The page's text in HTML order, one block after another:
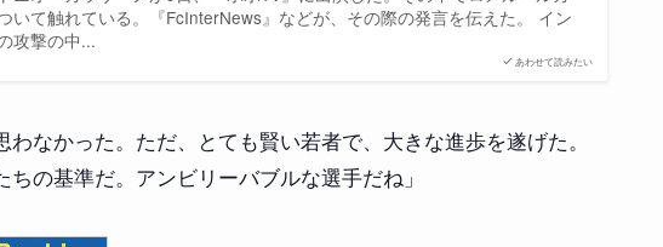
あわせて読みたい
いて触れている。『FcInterNews』などが、その際の発言を伝えた。 イン
攻撃の中...
わなかった。ただ、とても賢い若者で、大きな進歩を遂げた。
の基準だ。アンビリーバブルな選手だね」